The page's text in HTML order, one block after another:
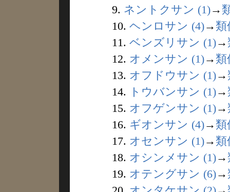
9. ネントクサン (1)→
10. ヘンロサン (4)→ 類
11. ベンズリサン (1)→
12. オメンサン (1)→ 類
13. オフドウサン (1)→
14.
トウバンサン (1)→
15. オフゲンサン (1)→
16. ギオンサン (4)→ 類
17. オセンサン (1)→ 類
18. オシンメサン (1)→
19. オテングサン (6)→